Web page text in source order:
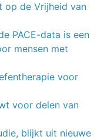
op de Vrijheid van
PACE-data is een
mensen met
voor
voor delen van
blijkt uit nieuwe